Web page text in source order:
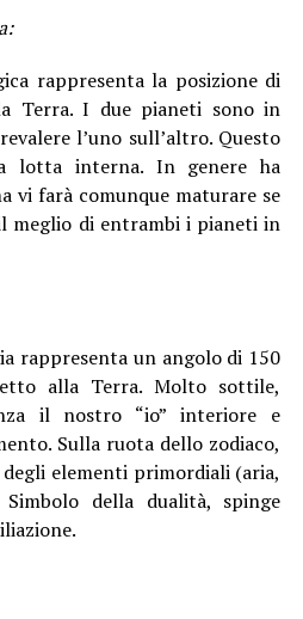
rappresenta la posizione di
Terra. I due pianeti sono in
l’uno sull’altro. Questo
lotta interna. In genere ha
vi farà comunque maturare se
meglio di entrambi i pianeti in
rappresenta un angolo di 150
alla Terra. Molto sottile,
il nostro “io” interiore e
Sulla ruota dello zodiaco,
elementi primordiali (aria,
della dualità, spinge